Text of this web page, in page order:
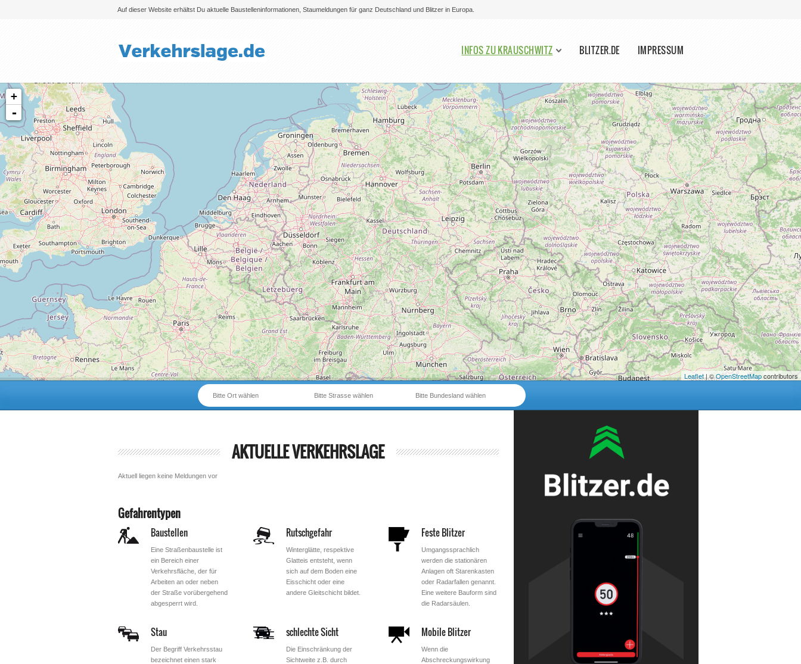
Auf dieser Website erhältst Du aktuelle Baustelleninformationen, Staumeldungen für ganz Deutschland und Blitzer in Europa.
Bitte auswählen
INFOS ZU KRAUSCHWITZ BLITZER.DE IMPRESSUM
+
-
Leaflet| ©OpenStreetMapcontributors
Bitte Bundesland wählen
Bitte Strasse wählen
Bitte Ort wählen
AKTUELLE VERKEHRSLAGE
Aktuell liegen keine Meldungen vor
Gefahrentypen
Baustellen
Eine Straßenbaustelle ist
ein Bereich einer
Verkehrsfläche, der für
Arbeiten an oder neben
der Straße vorübergehend
abgesperrt wird.
Rutschgefahr
Winterglätte, respektive
Glatteis entsteht, wenn
sich auf dem Boden eine
Eisschicht oder eine
andere Gleitschicht bildet.
Feste Blitzer
Umgangssprachlich
werden die stationären
Anlagen oft Starenkasten
oder Radarfallen genannt.
Eine weitere Bauform sind
die Radarsäulen.
Stau
Der Begriff Verkehrsstau
bezeichnet einen stark
schlechte Sicht
Die Einschränkung der
Sichtweite z.B. durch
Mobile Blitzer
Wenn die
Abschreckungswirkung